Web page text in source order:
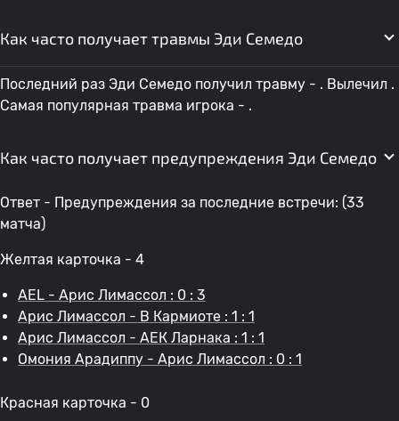
Как часто получает травмы Эди Семедо
Последний раз Эди Семедо получил травму - . Вылечил .
Самая популярная травма игрока - .
Как часто получает предупреждения Эди Семедо
Ответ - Предупреждения за последние встречи: (33
матча)
Желтая карточка - 4
AEL - Арис Лимассол : 0 : 3
Арис Лимассол - В Кармиоте : 1 : 1
Арис Лимассол - АЕК Ларнака : 1 : 1
Омония Арадиппу - Арис Лимассол : 0 : 1
Красная карточка - 0